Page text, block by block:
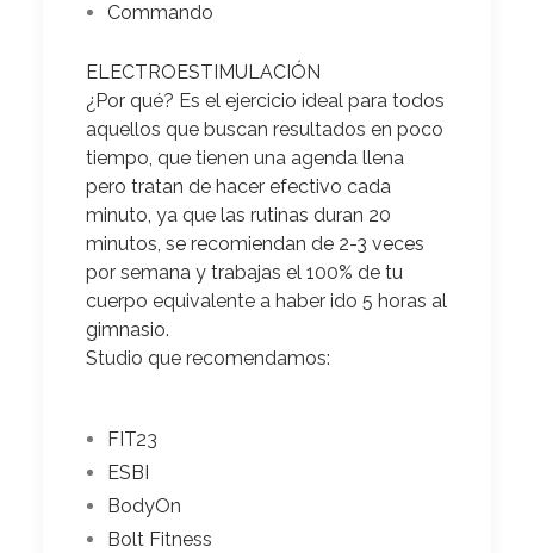
Commando
ELECTROESTIMULACIÓN
¿Por qué? Es el ejercicio ideal para todos
aquellos que buscan resultados en poco
tiempo, que tienen una agenda llena
pero tratan de hacer efectivo cada
minuto, ya que las rutinas duran 20
minutos, se recomiendan de 2-3 veces
por semana y trabajas el 100% de tu
cuerpo equivalente a haber ido 5 horas al
gimnasio.
Studio que recomendamos:
FIT23
ESBI
BodyOn
Bolt Fitness